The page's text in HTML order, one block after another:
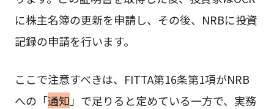
に株主名簿の更新を申請し、その後、NRBに投資
記録の申請を行います。
ここで注意すべきは、FITTA第16条第1項がNRB
への「通知 」で足りると定めている一方で、実務